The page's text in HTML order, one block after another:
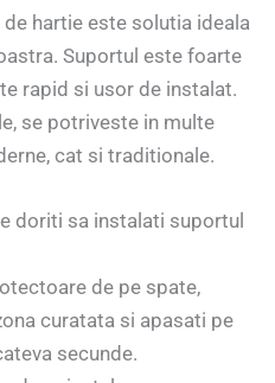
hartie este solutia ideala
Suportul este foarte
rapid si usor de instalat.
se potriveste in multe
cat si traditionale.
doriti sa instalati suportul
de pe spate,
curatata si apasati pe
secunde.